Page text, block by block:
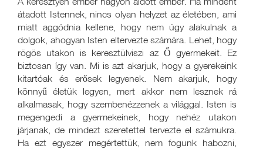
átadott Istennek, nincs olyan helyzet az életében, ami
miatt aggódnia kellene, hogy nem úgy alakulnak a
dolgok, ahogyan Isten eltervezte számára. Lehet, hogy
rögös utakon is keresztülviszi az Ő gyermekeit. Ez
biztosan így van. Mi is azt akarjuk, hogy a gyerekeink
kitartóak és erősek legyenek. Nem akarjuk, hogy
könnyű életük legyen, mert akkor nem lesznek rá
alkalmasak, hogy szembenézzenek a világgal. Isten is
megengedi a gyermekeinek, hogy nehéz utakon
járjanak, de mindezt szeretettel tervezte el számukra.
Ha ezt egyszer megértettük, nem fogunk habozni,